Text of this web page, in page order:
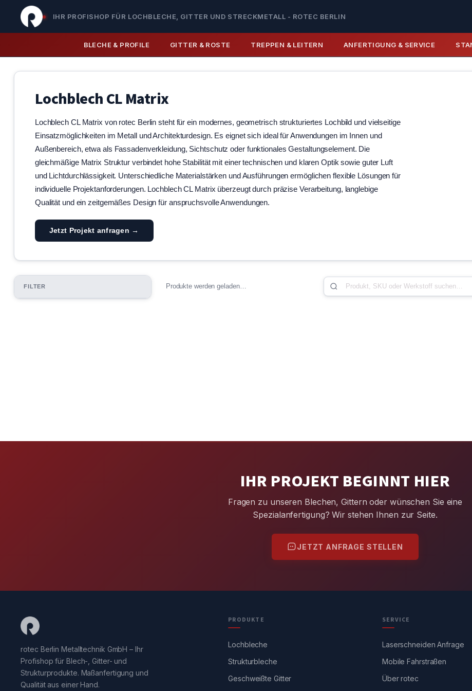
IHR PROFISHOP FÜR LOCHBLECHE, GITTER UND STRECKMETALL - ROTEC BERLIN
BLECHE & PROFILE GITTER & ROSTE TREPPEN & LEITERN ANFERTIGUNG & SERVICE
Lochblech CL Matrix
Lochblech CL Matrix von rotec Berlin steht für ein modernes, geometrisch strukturiertes Lochbild und vielseitige
Einsatzmöglichkeiten im Metall und Architekturdesign. Es eignet sich ideal für Anwendungen im Innen und
Außenbereich, etwa als Fassadenverkleidung, Sichtschutz oder funktionales Gestaltungselement. Die
gleichmäßige Matrix Struktur verbindet hohe Stabilität mit einer technischen und klaren Optik sowie guter Luft
und Lichtdurchlässigkeit. Unterschiedliche Materialstärken und Ausführungen ermöglichen flexible Lösungen für
individuelle Projektanforderungen. Lochblech CL Matrix überzeugt durch präzise Verarbeitung, langlebige
Qualität und ein zeitgemäßes Design für anspruchsvolle Anwendungen.
Jetzt Projekt anfragen →
FILTER Produkte werden geladen…
IHR PROJEKT BEGINNT HIER
Fragen zu unseren Blechen, Gittern oder wünschen Sie eine
Spezialanfertigung? Wir stehen Ihnen zur Seite.
JETZT ANFRAGE STELLEN
rotec Berlin Metalltechnik GmbH – Ihr
Profishop für Blech-, Gitter- und
Strukturprodukte. Maßanfertigung und
Qualität aus einer Hand.
PRODUKTE
Lochbleche
Strukturbleche
Geschweißte Gitter
SERVICE
Laserschneiden Anfrage
Mobile Fahrstraßen
Über rotec